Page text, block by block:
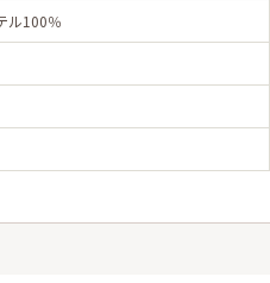
ル100％